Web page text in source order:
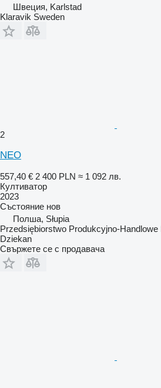
Швеция, Karlstad
Klaravik Sweden
2
NEO
557,40 € 2 400 PLN ≈ 1 092 лв.
Култиватор
2023
Състояние нов
Полша, Słupia
Przedsiębiorstwo Produkcyjno-
Dziekan
Свържете се с продавача